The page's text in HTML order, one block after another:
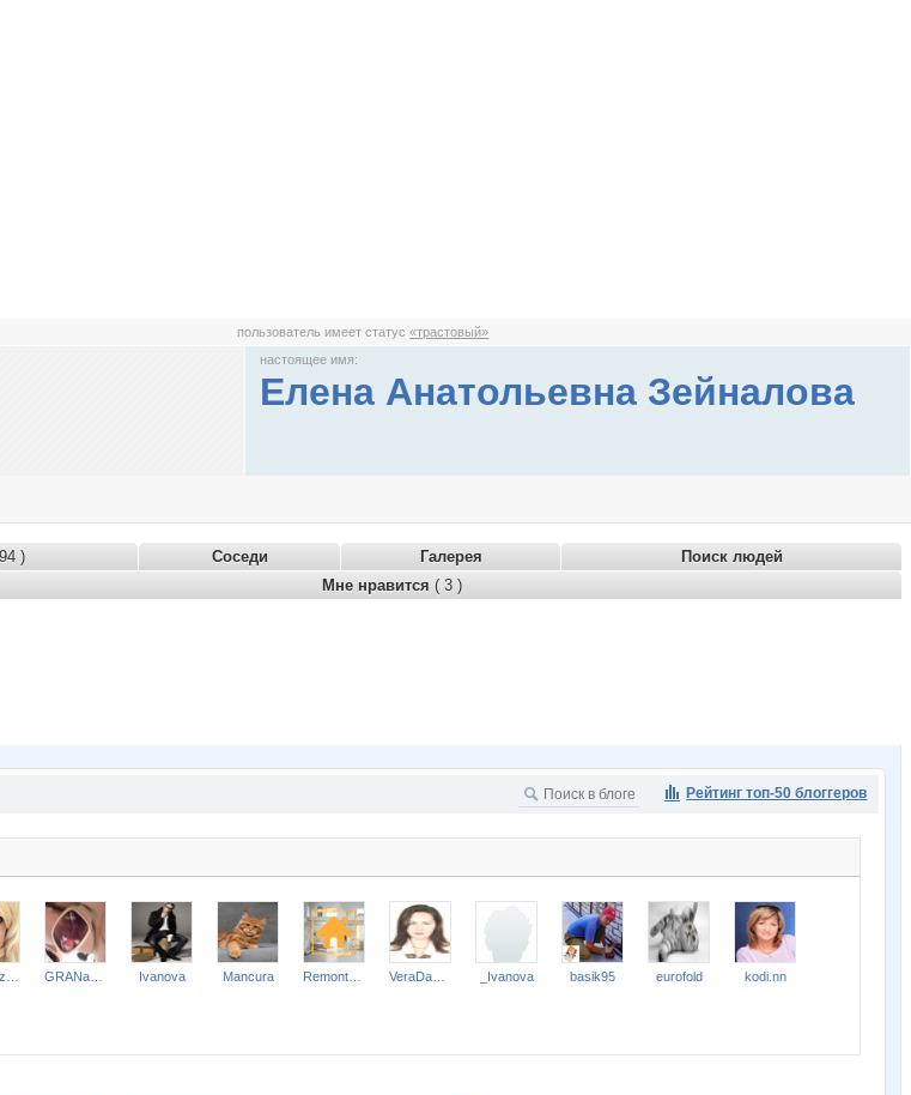
пользователь имеет статус«трастовый»
настоящее имя:
Елена Анатольевна Зейналова
) Соседи Галерея
Поиск людей
Мне нравится ( 3 )
Рейтинг топ-50 блоггеров
Ivanova Mancura _Ivanova basik95 eurofold kodi.nn